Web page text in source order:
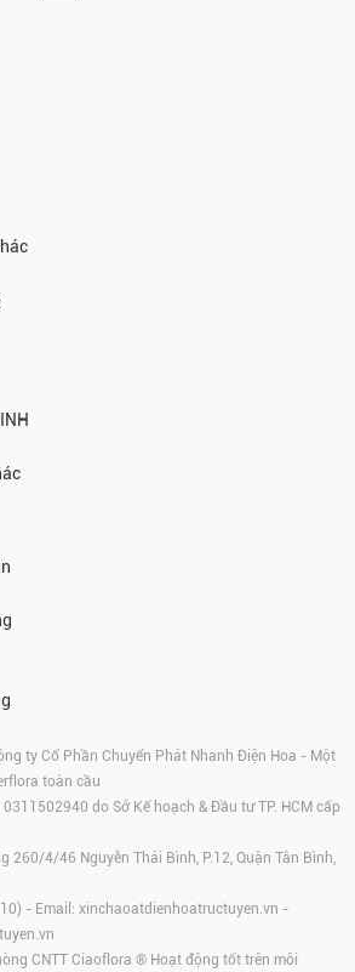
ty Cổ Phần Chuyển Phát Nhanh Điện Hoa - Một
toàn cầu
do Sở Kế hoạch & Đầu tư TP. HCM cấp
260/4/46 Nguyễn Thái Bình, P.12, Quận Tân Bình,
- Email: xinchaoatdienhoatructuyen.vn -
CNTT Ciaoflora ® Hoạt động tốt trên môi